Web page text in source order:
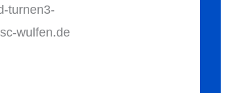
turnen3-
wulfen.de